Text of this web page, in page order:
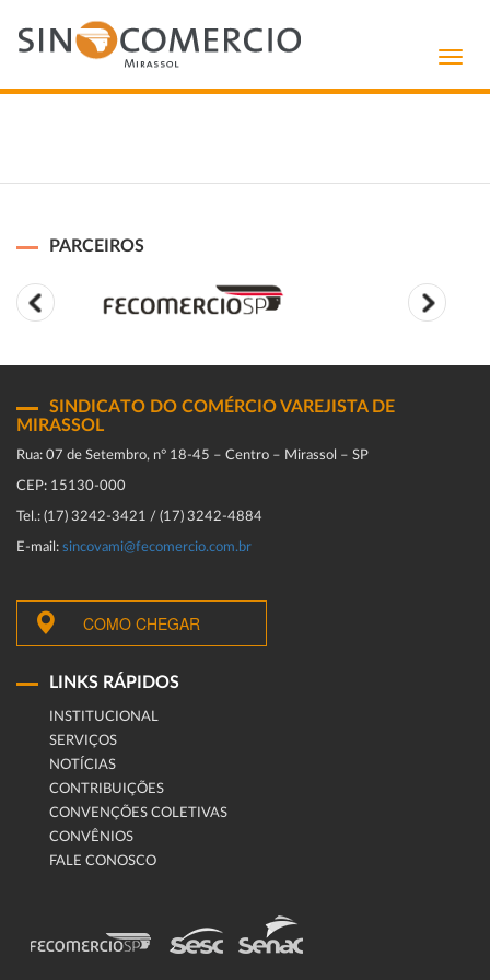
PARCEIROS
SINDICATO DO COMÉRCIO VAREJISTA DE
MIRASSOL
Rua: 07 de Setembro, n° 18-45 – Centro – Mirassol – SP
CEP: 15130-000
Tel.: (17) 3242-3421 / (17) 3242-4884
E-mail: sincovami@fecomercio.com.br
COMO CHEGAR
LINKS RÁPIDOS
INSTITUCIONAL
SERVIÇOS
NOTÍCIAS
CONTRIBUIÇÕES
CONVENÇÕES COLETIVAS
CONVÊNIOS
FALE CONOSCO